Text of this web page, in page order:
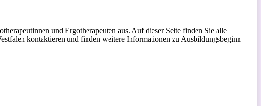
und Ergotherapeuten aus. Auf dieser Seite finden Sie alle
kontaktieren und finden weitere Informationen zu Ausbildungsbeginn